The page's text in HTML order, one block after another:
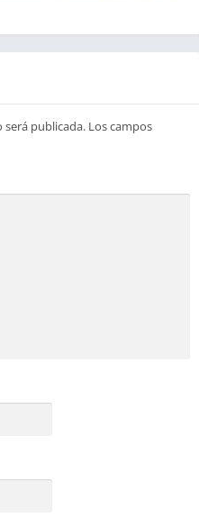
será publicada. Los campos